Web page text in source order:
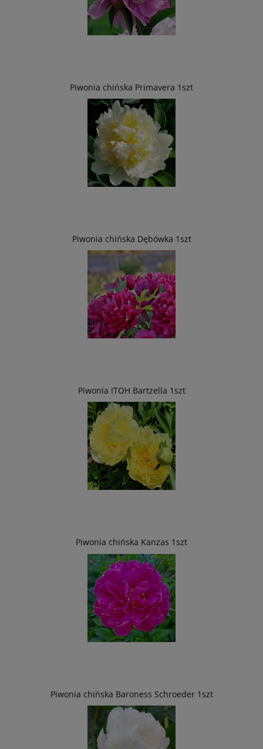
Piwonia chińska Primavera 1szt
Piwonia chińska Dębówka 1szt
Piwonia ITOH Bartzella 1szt
Piwonia chińska Kanzas 1szt
Piwonia chińska Baroness Schroeder 1szt